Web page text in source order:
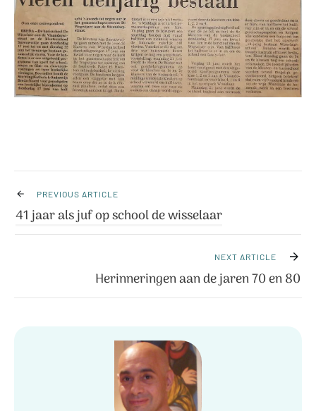
PREVIOUS ARTICLE
41 jaar als juf op school de wisselaar
NEXT ARTICLE
Herinneringen aan de jaren 70 en 80